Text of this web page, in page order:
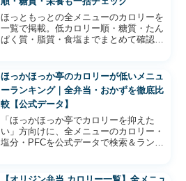
ほっともっとの全メニューのカロリーを
一覧で掲載。低カロリー順・糖質・たん
ぱく質・脂質・食塩までまとめて確認で
絞り込みにも対応した便利ツール付き。
ほっかほっか亭のカロリーが低いメニュ
ーランキング｜全弁当・おかずを徹底比
較【公式データ】
「ほっかほっか亭でカロリーを抑えた
い」方向けに、全メニューのカロリー・
塩分・PFCを公式データで検索＆ランキ